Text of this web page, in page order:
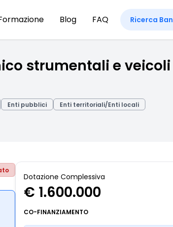
Blog FAQ Ricerca
strumentali e veicoli
Enti pubblici
Enti territoriali/Enti locali
Dotazione Complessiva
€ 1.600.000
CO-FINANZIAMENTO